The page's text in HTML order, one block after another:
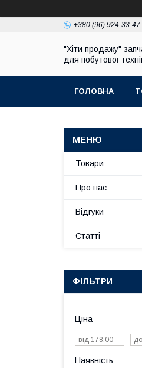
+380 (96) 924-33-47
"Хіти продажу"
для побутової
ГОЛОВНА
Товари
Про нас
Відгуки
Статті
ФІЛЬТРИ
Ціна
Наявність